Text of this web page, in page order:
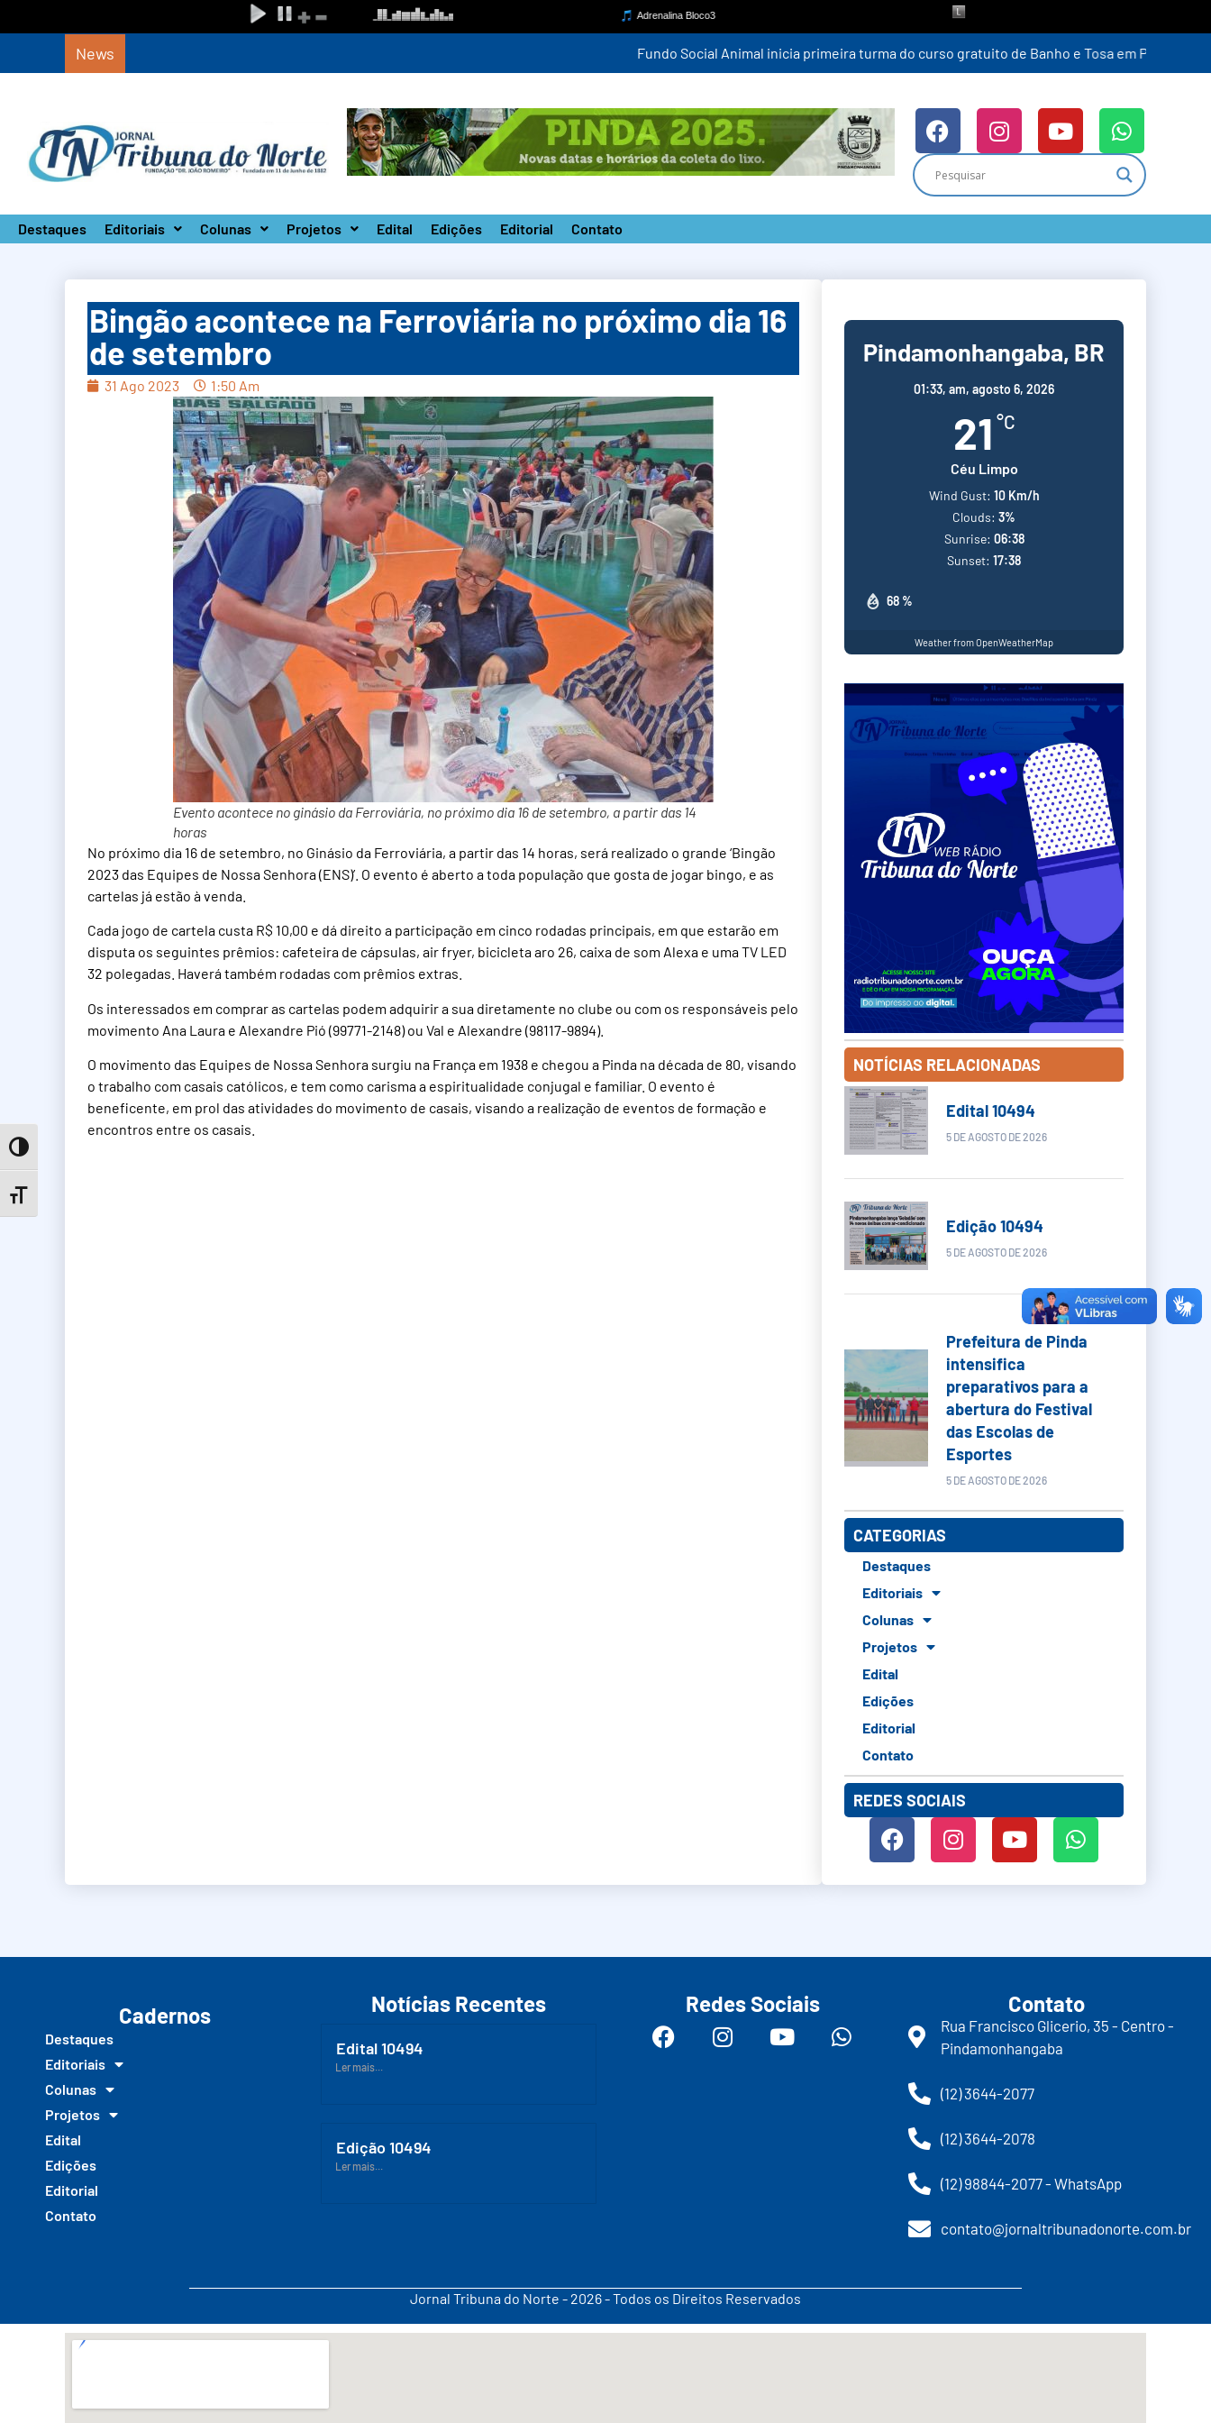
Toggle High Contrast
Toggle Font size
News Fundo Social Animal inicia primeira turma do curso gratuito de Banho e Tosa em Pindamonhangaba
Destaques Editoriais Colunas Projetos Edital Edições Editorial Contato
Bingão acontece na Ferroviária no próximo dia 16
de setembro
31 Ago 2023 1:50 Am
Evento acontece no ginásio da Ferroviária, no próximo dia 16 de setembro, a partir das 14
horas
No próximo dia 16 de setembro, no Ginásio da Ferroviária, a partir das 14 horas, será realizado o grande ‘Bingão
2023 das Equipes de Nossa Senhora (ENS)’. O evento é aberto a toda população que gosta de jogar bingo, e as
cartelas já estão à venda.
Cada jogo de cartela custa R$ 10,00 e dá direito a participação em cinco rodadas principais, em que estarão em
disputa os seguintes prêmios: cafeteira de cápsulas, air fryer, bicicleta aro 26, caixa de som Alexa e uma TV LED
32 polegadas. Haverá também rodadas com prêmios extras.
Os interessados em comprar as cartelas podem adquirir a sua diretamente no clube ou com os responsáveis pelo
movimento Ana Laura e Alexandre Pió (99771-2148) ou Val e Alexandre (98117-9894).
O movimento das Equipes de Nossa Senhora surgiu na França em 1938 e chegou a Pinda na década de 80, visando
o trabalho com casais católicos, e tem como carisma a espiritualidade conjugal e familiar. O evento é
beneficente, em prol das atividades do movimento de casais, visando a realização de eventos de formação e
encontros entre os casais.
Pindamonhangaba, BR
01:33, am, agosto 6, 2026
21 °C
Céu Limpo
68 %
Wind Gust: 10 Km/h
Clouds: 3%
Sunrise: 06:38
Sunset: 17:38
Weather from OpenWeatherMap
NOTÍCIAS RELACIONADAS
Edital 10494
5 DE AGOSTO DE 2026
Edição 10494
5 DE AGOSTO DE 2026
Prefeitura de Pinda
intensifica
preparativos para a
abertura do Festival
das Escolas de
Esportes
5 DE AGOSTO DE 2026
CATEGORIAS
Destaques
Editoriais
Colunas
Projetos
Edital
Edições
Editorial
Contato
REDES SOCIAIS
Cadernos
Destaques
Editoriais
Colunas
Projetos
Edital
Edições
Editorial
Contato
Notícias Recentes
Edital 10494
Ler mais...
Edição 10494
Ler mais...
Redes Sociais Contato
Rua Francisco Glicerio, 35 - Centro -
Pindamonhangaba
(12) 3644-2077
(12) 3644-2078
(12) 98844-2077 - WhatsApp
contato@jornaltribunadonorte.com.br
Jornal Tribuna do Norte - 2026 - Todos os Direitos Reservados